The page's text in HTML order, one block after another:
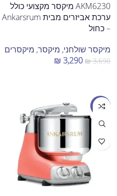
AKM6230 מיקסר מקצועי כולל
ערכת אביזרים מבית Ankarsrum
– כחול
מיקסר שולחני, מיקסר, מיקסרים
₪3,690
₪ 3,290
מבצע